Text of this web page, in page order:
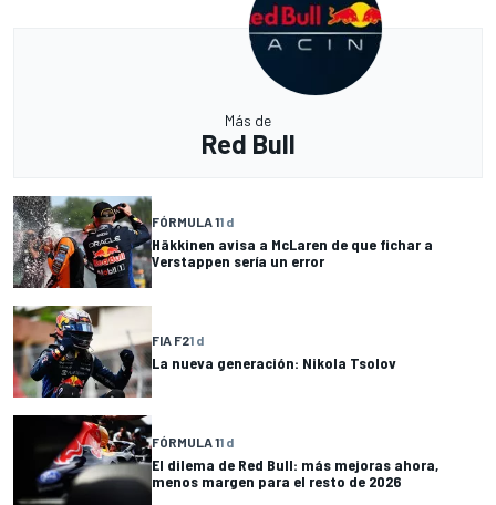
Más de
Red Bull
FÓRMULA 11 d
Häkkinen avisa a McLaren de que fichar a
Verstappen sería un error
FIA F21 d
La nueva generación: Nikola Tsolov
FÓRMULA 11 d
El dilema de Red Bull: más mejoras ahora,
menos margen para el resto de 2026